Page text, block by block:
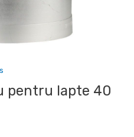
pentru lapte 40